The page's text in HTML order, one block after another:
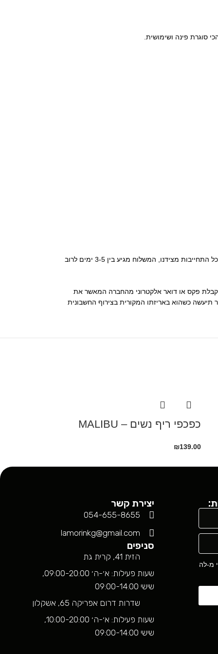
• החברה תדאג לאספקת המוצר ללקוח לכתובת שהוקלדה על ידו בעת ביצוע הרכישה באתר מכירות, תוך 5-7 ימי עסקים למשלוח רגיל. ברוב המקרים , ללא כל התחייבות מצידנו, המשלוח מגיע בין 3-5 ימים לרוב
יהיה בתוקף אך ורק לאחר קבלת פקס או דואר אלקטרוני מהחברה המאשר את
כשהוא באריזתו המקורית בצירוף החשבונית
כפכפי ריף נשים – MALIBU
₪139.00
מ-לה
יצירת קשר
054-655-8655
lamorinkg@gmail.com
סניפים
הזית 41, קרית גת
שעות פעילות: א׳-ה׳ 09:00-20:00,
שישי 09:00-14:00
שדרות דרום אפריקה 65, אשקלון
שעות פעילות: א׳-ה׳ 10:00-20:00,
שישי 09:00-14:00